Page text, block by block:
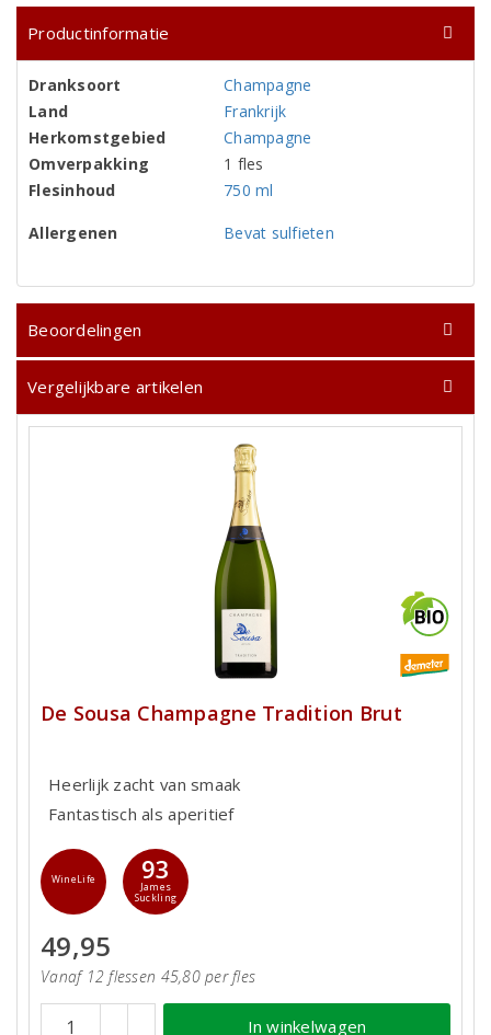
Productinformatie
Dranksoort
Champagne
Land
Frankrijk
Herkomstgebied
Champagne
Omverpakking
1 fles
Flesinhoud
750 ml
Allergenen Bevat sulfieten
Beoordelingen
Vergelijkbare artikelen
De Sousa Champagne Tradition Brut
Heerlijk zacht van smaak
Fantastisch als aperitief
WineLife 93
James
Suckling
49,95
Vanaf 12 flessen 45,80 per fles
In winkelwagen